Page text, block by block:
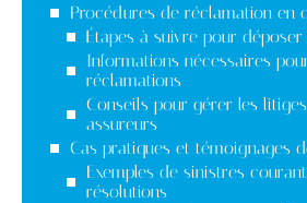
Procédures de réclamation en
Étapes à suivre pour
Informations nécessaires
réclamations
Conseils pour gérer les
assureurs
Cas pratiques et témoignages
Exemples de sinistres
résolutions